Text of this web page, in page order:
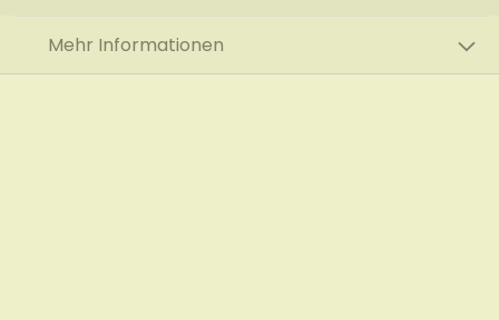
Mehr Informationen